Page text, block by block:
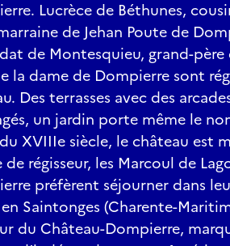
Lucrèce de Béthunes,
de Jehan Poute de
de Montesquieu, grand-
la dame de Dompierre sont
Des terrasses avec des
un jardin porte même le
XVIIIe siècle, le château est
régisseur, les Marcoul de
préfèrent séjourner dans
Saintonges (Charente-
du Château-Dompierre,